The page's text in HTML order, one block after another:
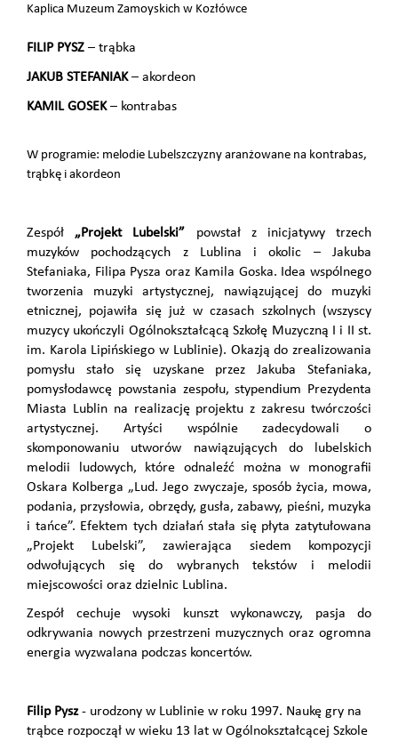
Kaplica Muzeum Zamoyskich w Kozłówce
FILIP PYSZ – trąbka
JAKUB STEFANIAK– akordeon
KAMIL GOSEK– kontrabas
W programie: melodie Lubelszczyzny aranżowane na kontrabas,
trąbkę i akordeon
Zespół „Projekt Lubelski” powstał z inicjatywy trzech
muzyków pochodzących z Lublina i okolic – Jakuba
Stefaniaka, Filipa Pysza oraz Kamila Goska. Idea wspólnego
tworzenia muzyki artystycznej, nawiązującej do muzyki
etnicznej, pojawiła się już w czasach szkolnych (wszyscy
muzycy ukończyli Ogólnokształcącą Szkołę Muzyczną I i II st.
im. Karola Lipińskiego w Lublinie). Okazją do zrealizowania
pomysłu stało się uzyskane przez Jakuba Stefaniaka,
pomysłodawcę powstania zespołu, stypendium Prezydenta
Miasta Lublin na realizację projektu z zakresu twórczości
artystycznej. Artyści wspólnie zadecydowali o
skomponowaniu utworów nawiązujących do lubelskich
melodii ludowych, które odnaleźć można w monografii
Oskara Kolberga „Lud. Jego zwyczaje, sposób życia, mowa,
podania, przysłowia, obrzędy, gusła, zabawy, pieśni, muzyka
i tańce”. Efektem tych działań stała się płyta zatytułowana
„Projekt Lubelski”, zawierająca siedem kompozycji
odwołujących się do wybranych tekstów i melodii
miejscowości oraz dzielnic Lublina.
Zespół cechuje wysoki kunszt wykonawczy, pasja do
odkrywania nowych przestrzeni muzycznych oraz ogromna
energia wyzwalana podczas koncertów.
Filip Pysz- urodzony w Lublinie w roku 1997. Naukę gry na
trąbce rozpoczął w wieku 13 lat w Ogólnokształcącej Szkole